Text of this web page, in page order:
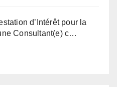
d’Intérêt pour la
Consultant(e) c…